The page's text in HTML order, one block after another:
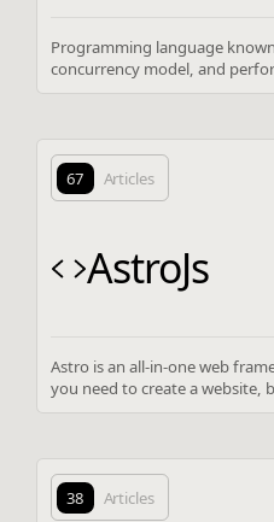
Programming language
concurrency model, and
67 Articles
AstroJs
Astro is an all-in-one web
you need to create a website,
38 Articles